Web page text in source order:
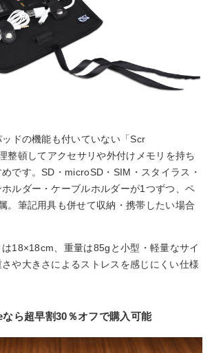
ドの機能も付いていない「Scr
整頓してアクセサリや外付けメモリを持ち
です。SD・microSD・SIM・スタイラス・
ルダー・ケーブルホルダーが1つずつ、ペ
。筆記用具も併せて収納・携帯したい場合
18×18cm、重量は85gと小型・軽量なサイ
や大きさによるストレスを感じにくい仕様
ら超早割30％オフで購入可能